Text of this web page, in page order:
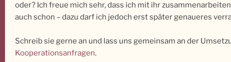
oder? Ich freue mich sehr, dass ich mit ihr
auch schon – dazu darf ich jedoch erst später genaueres
Schreib sie gerne an und lass uns gemeinsam an der
Kooperationsanfragen.